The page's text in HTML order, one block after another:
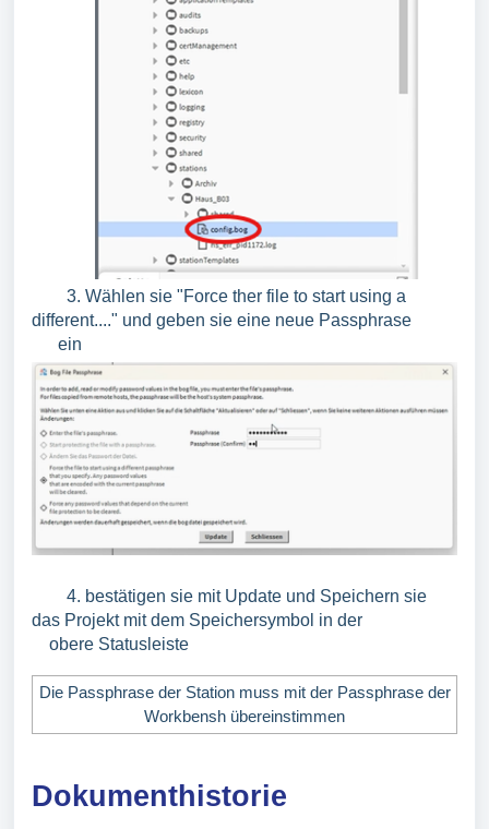
3. Wählen sie "Force ther file to start using a
different...." und geben sie eine neue Passphrase
ein
4. bestätigen sie mit Update und Speichern sie
das Projekt mit dem Speichersymbol in der
obere Statusleiste
Die Passphrase der Station muss mit der Passphrase der
Workbensh übereinstimmen
Dokumenthistorie